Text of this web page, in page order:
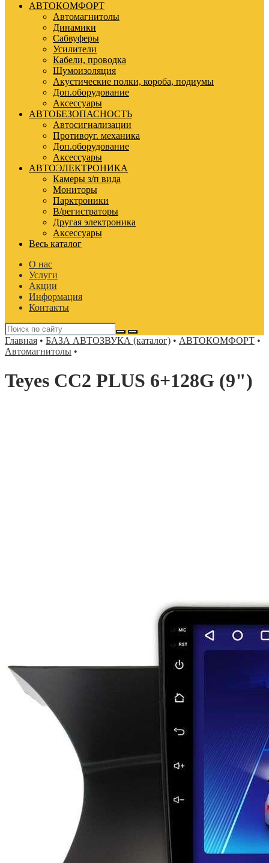
АВТОКОМФОРТ
Автомагнитолы
Динамики
Сабвуферы
Усилители
Кабели, проводка
Шумоизоляция
Акустические полки, короба, подиумы
Доп.оборудование
Аксессуары
АВТОБЕЗОПАСНОСТЬ
Автосигнализации
Противоуг. механика
Доп.оборудование
Аксессуары
АВТОЭЛЕКТРОНИКА
Камеры з/п вида
Мониторы
Парктроники
В/регистраторы
Другая электроника
Аксессуары
Весь каталог
О нас
Услуги
Акции
Информация
Контакты
Главная • БАЗА АВТОЗВУКА (каталог) • АВТОКОМФОРТ •
Автомагнитолы •
Teyes CC2 PLUS 6+128G (9")